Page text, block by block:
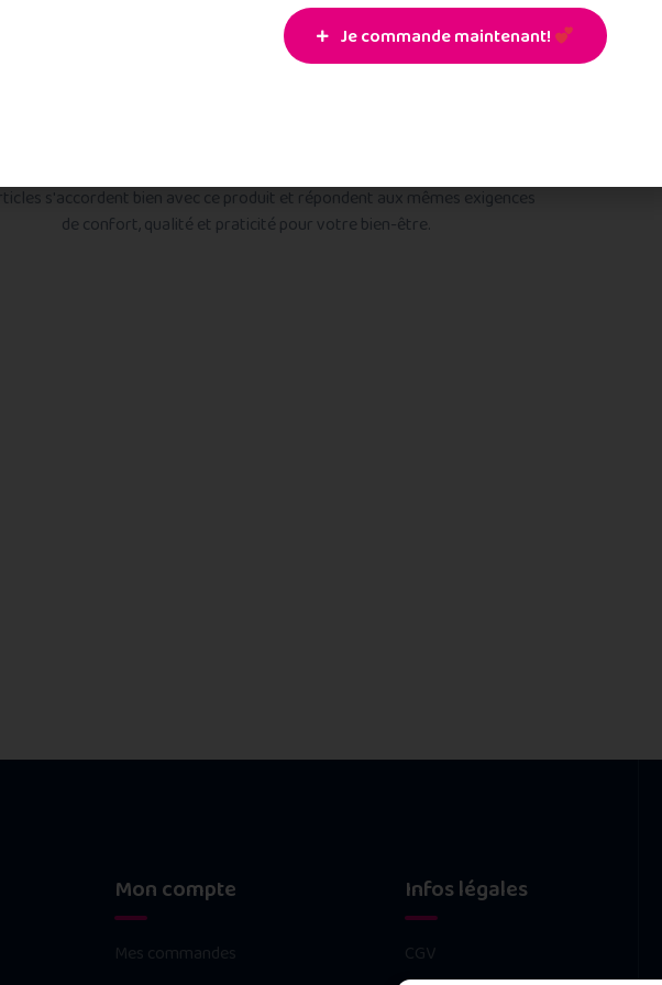
s'accordent bien avec ce produit et répondent aux mêmes exigences
de confort, qualité et praticité pour votre bien-être.
Mon compte
Mes commandes
Infos légales
CGV
Je commande maintenant!